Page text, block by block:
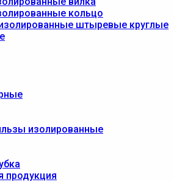
кольцо
штыревые круглые
изолированные
продукция